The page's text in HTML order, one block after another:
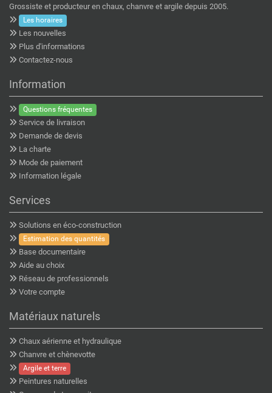
Grossiste et producteur en chaux, chanvre et argile depuis 2005.
Les horaires
Les nouvelles
Plus d'informations
Contactez-nous
Information
Questions fréquentes
Service de livraison
Demande de devis
La charte
Mode de paiement
Information légale
Services
Solutions en éco-construction
Estimation des quantités
Base documentaire
Aide au choix
Réseau de professionnels
Votre compte
Matériaux naturels
Chaux aérienne et hydraulique
Chanvre et chènevotte
Argile et terre
Peintures naturelles